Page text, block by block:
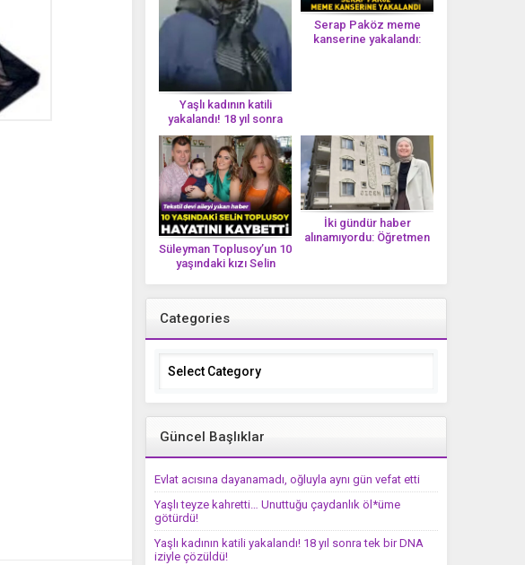
Yaşlı kadının katili
yakalandı! 18 yıl sonra
tek bir DNA iziyle
çözüldü!
Serap Paköz meme
kanserine yakalandı:
Süleyman Toplusoy’un 10
yaşındaki kızı Selin
İki gündür haber
alınamıyordu: Öğretmen
Categories
Categories
Güncel Başlıklar
Evlat acısına dayanamadı, oğluyla aynı gün vefat etti
Yaşlı teyze kahretti… Unuttuğu çaydanlık öl*üme
götürdü!
Yaşlı kadının katili yakalandı! 18 yıl sonra tek bir DNA
iziyle çözüldü!